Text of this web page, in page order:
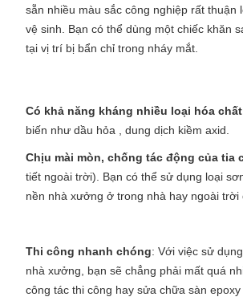
sẵn nhiều màu sắc công nghiệp rất thuận
vệ sinh. Bạn có thể dùng một chiếc khăn
tại vị trí bị bẩn chỉ trong nháy mắt.
Có khả năng kháng nhiều loại hóa chất
biến như dầu hỏa , dung dịch kiềm axid.
Chịu mài mòn, chống tác động của tia
tiết ngoài trời). Bạn có thể sử dụng loại
nền nhà xưởng ở trong nhà hay ngoài trời
Thi công nhanh chóng: Với việc sử
nhà xưởng, bạn sẽ chẳng phải mất quá
công tác thi công hay sửa chữa sàn